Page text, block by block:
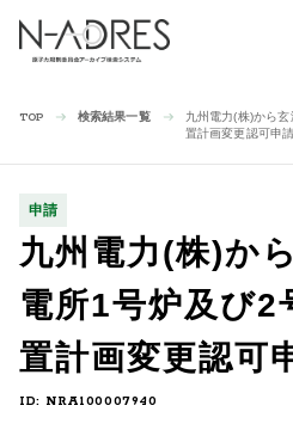
TOP 検索結果一覧
九州電力(株)から
置計画変更認可申
申請
九州電力(株)か
電所1号炉及び2
置計画変更認可
ID: NRA100007940